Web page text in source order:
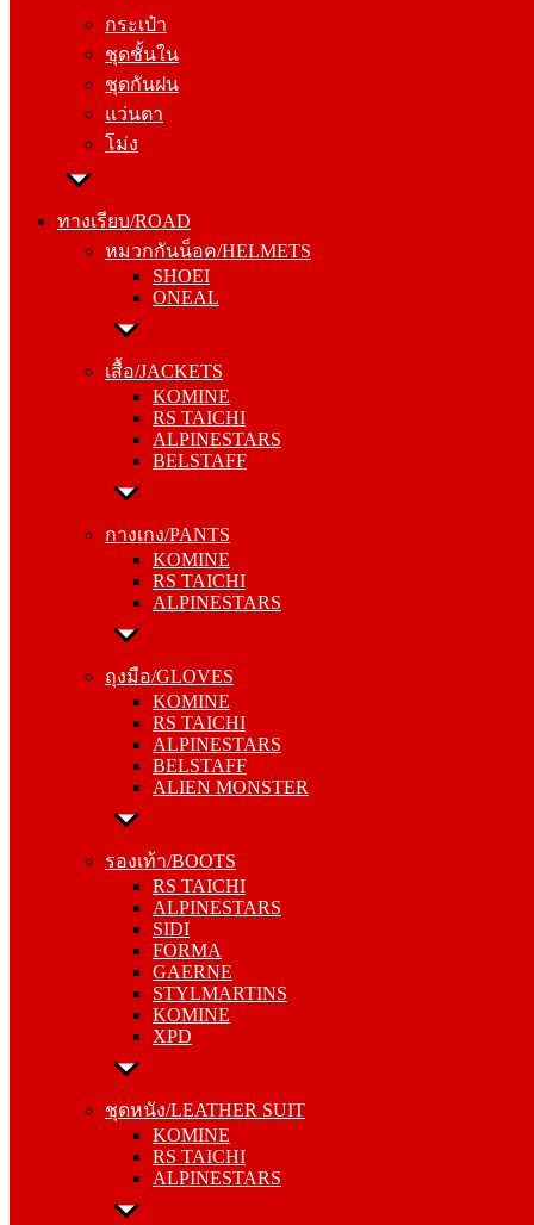
กระเป๋า
ชุดชั้นใน
ชุดกันฝน
แว่นตา
โม่ง
ทางเรียบ/ROAD
หมวกกันน็อค/HELMETS
SHOEI
ONEAL
เสื้อ/JACKETS
KOMINE
RS TAICHI
ALPINESTARS
BELSTAFF
กางเกง/PANTS
KOMINE
RS TAICHI
ALPINESTARS
ถุงมือ/GLOVES
KOMINE
RS TAICHI
ALPINESTARS
BELSTAFF
ALIEN MONSTER
รองเท้า/BOOTS
RS TAICHI
ALPINESTARS
SIDI
FORMA
GAERNE
STYLMARTINS
KOMINE
XPD
ชุดหนัง/LEATHER SUIT
KOMINE
RS TAICHI
ALPINESTARS
ชุดชั้นใน
ชุดกันฝน
แว่นตา
โม่ง
ทางเรียบ/ROAD
หมวกกันน็อค/HELMETS
SHOEI
ONEAL
เสื้อ/JACKETS
RS TAICHI
ALPINESTARS
BELSTAFF
กางเกง/PANTS
RS TAICHI
ALPINESTARS
ถุงมือ/GLOVES
RS TAICHI
ALPINESTARS
BELSTAFF
ALIEN MONSTER
รองเท้า/BOOTS
ALPINESTARS
SIDI
FORMA
GAERNE
STYLMARTINS
KOMINE
XPD
ชุดหนัง/LEATHER SUIT
RS TAICHI
ALPINESTARS
การ์ด/PROTECTOR